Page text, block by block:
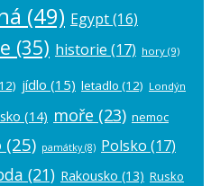
(49) Egypt(16)
(35) historie (17) hory (9)
jídlo (15) letadlo (12) Londýn
(14) moře (23) nemoc
(25) památky(8) Polsko (17)
(21) Rakousko (13) Rusko